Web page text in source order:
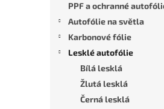
PPF a ochranné
Autofólie na světla
Karbonové fólie
Lesklé autofólie
Bílá lesklá
Žlutá lesklá
Černá lesklá